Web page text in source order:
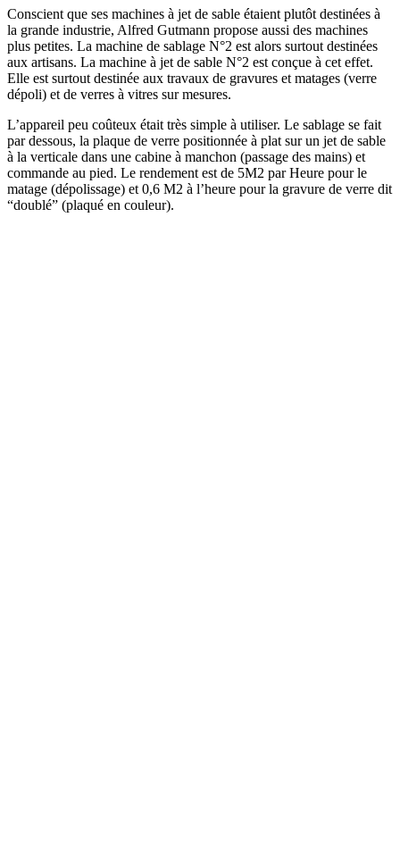
Conscient que ses machines à jet de sable étaient plutôt destinées à
la grande industrie, Alfred Gutmann propose aussi des machines
plus petites. La machine de sablage N°2 est alors surtout destinées
aux artisans. La machine à jet de sable N°2 est conçue à cet effet.
Elle est surtout destinée aux travaux de gravures et matages (verre
dépoli) et de verres à vitres sur mesures.
L’appareil peu coûteux était très simple à utiliser. Le sablage se fait
par dessous, la plaque de verre positionnée à plat sur un jet de sable
à la verticale dans une cabine à manchon (passage des mains) et
commande au pied. Le rendement est de 5M2 par Heure pour le
matage (dépolissage) et 0,6 M2 à l’heure pour la gravure de verre dit
“doublé” (plaqué en couleur).